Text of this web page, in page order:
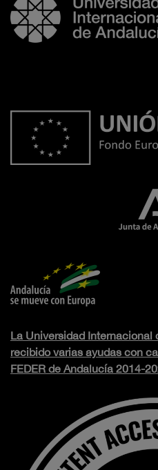
La Universidad Internacional
recibido varias ayudas con
FEDER de Andalucía 2014-